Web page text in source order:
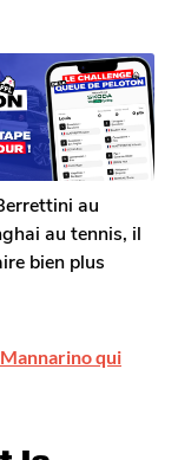
au
au tennis, il
bien plus
qui